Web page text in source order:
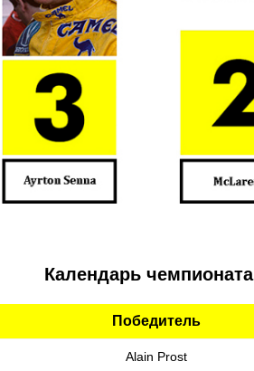
Календарь чемпионата
Победитель
Alain Prost